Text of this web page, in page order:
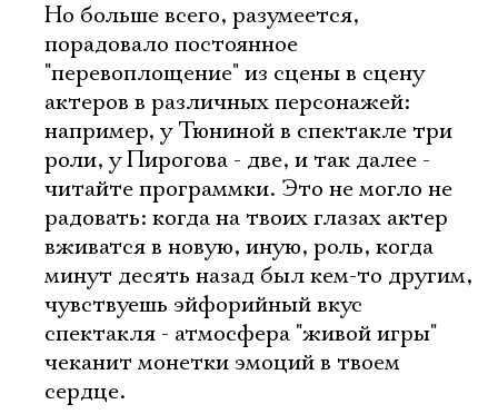
Но больше всего, разумеется,
порадовало постоянное
"перевоплощение" из сцены в сцену
актеров в различных персонажей:
например, у Тюниной в спектакле три
роли, у Пирогова - две, и так далее -
читайте программки. Это не могло не
радовать: когда на твоих глазах актер
вживатся в новую, иную, роль, когда
минут десять назад был кем-то другим,
чувствуешь эйфорийный вкус
спектакля - атмосфера "живой игры"
чеканит монетки эмоций в твоем
сердце.